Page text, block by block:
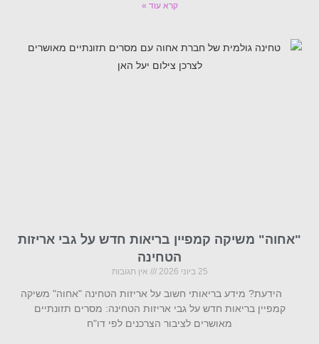
קרא עוד »
"אחוה" משיקה קמפיין בריאות חדש על גבי אריזות
הטחינה
25 ביוני 2026 אין תגובות
הידעת? מידע בריאותי חשוב על אריזות הטחינה "אחוה" משיקה
קמפיין בריאות חדש על גבי אריזות הטחינה: מסרים תזונתיים
מאושרים לציבור הצרכנים לפי דו"ח